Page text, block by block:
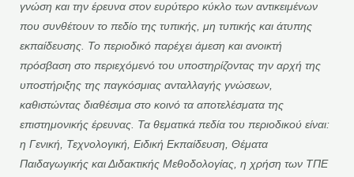
γνώση και την έρευνα στον ευρύτερο κύκλο των αντικειμένων
που συνθέτουν το πεδίο της τυπικής, μη τυπικής και άτυπης
εκπαίδευσης. Το περιοδικό παρέχει άμεση και ανοικτή
πρόσβαση στο περιεχόμενό του υποστηρίζοντας την αρχή της
υποστήριξης της παγκόσμιας ανταλλαγής γνώσεων,
καθιστώντας διαθέσιμα στο κοινό τα αποτελέσματα της
επιστημονικής έρευνας. Τα θεματικά πεδία του περιοδικού είναι:
η Γενική, Τεχνολογική, Ειδική Εκπαίδευση, Θέματα
Παιδαγωγικής και Διδακτικής Μεθοδολογίας, η χρήση των ΤΠΕ